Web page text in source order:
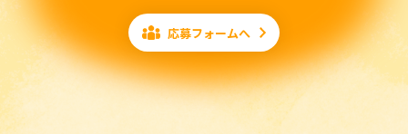
応募フォームへ